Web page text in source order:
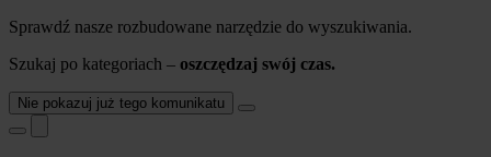
Sprawdź nasze rozbudowane narzędzie do wyszukiwania.
Szukaj po kategoriach – oszczędzaj swój czas.
Nie pokazuj już tego komunikatu